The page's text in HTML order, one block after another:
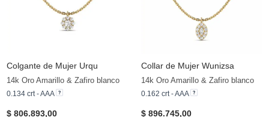
Colgante de Mujer Urqu
14k Oro Amarillo & Zafiro blanco
0.134 crt - AAA
$ 806.893,00
Collar de Mujer Wunizsa
14k Oro Amarillo & Zafiro blanco
0.162 crt - AAA
$ 896.745,00